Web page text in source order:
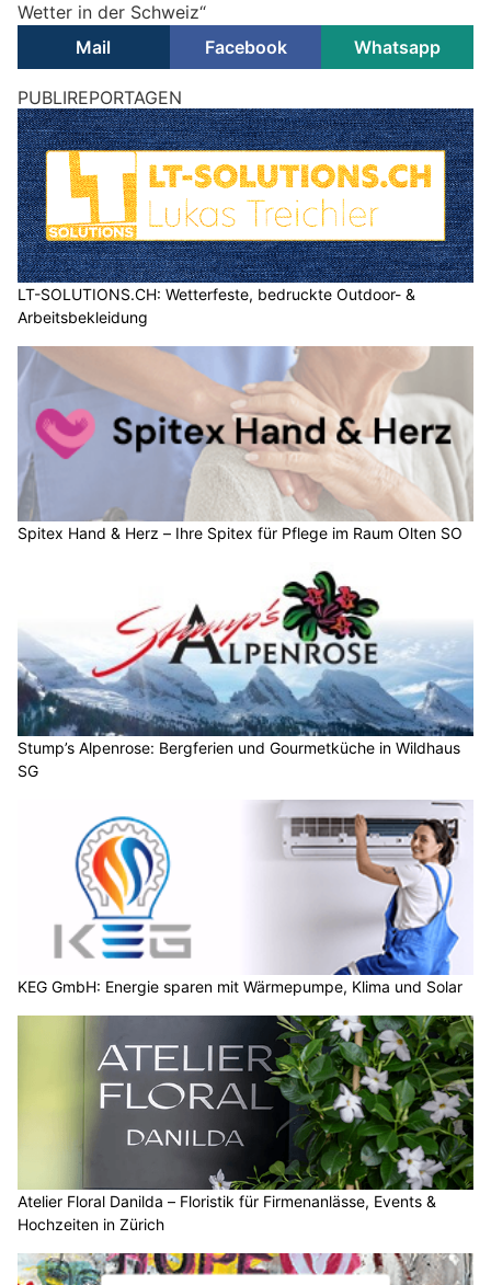
Wetter in der Schweiz“
Mail
Facebook Whatsapp
Wetter am Donnerstag, 30.07.2026: Viel Sonne,
später lokale Gewitter und bis 38 Grad
30.07.26 BELMEDIA REDAKTION
Der Alpenraum liegt am Rande eines Hochdruckgebiets über
Osteuropa. Mit südwestlicher Strömung gelangt heisse
Subtropikluft von Spanien zur Schweiz. Am Freitag steuert
ein Tief mit Zentrum über Skandinavien die Ausläufer einer
Kaltfront von Frankreich her zur Alpennordseite.
Mit der Zufuhr von feuchter und labil geschichteter Luft steigt
nur vorübergehend leicht zurück.
Weiterlesen
Die Detektivin – Diskrete Aufklärung in Zürich und Zug
Spitex Hand & Herz – Ihre Spitex für Pflege im Raum Olten SO
Osteria da Francesco, Thalwil ZH: Authentische Pasta, Pinsa und Take Away
Wetter am Freitag, 31.07.2026: Sonniger Start,
später kräftige Gewitter und Böen
Zunächst meist sonnig und heiss. Im Tagesverlauf
zunehmend Quellwolken und zuerst in den Bergen, in der
Folge gebietsweise auch im Flachland einige, teils kräftige
Gewitter.
Temperatur in den Niederungen am frühen Morgen 17 bis 22,
am Nachmittag um 31 Grad. Schwacher bis mässiger Südwest-
bis Westwind. In Gewitternähe Sturmböen möglich. In den
Bergen mässiger Westwind. Nullgradgrenze auf 4300 Metern.
HOPE Christliches Sozialwerk in Baden AG: Hilfe und Perspektiven im Alltag
Zollgarage Neuhausen GmbH: US-Car Service – Ihr starker Partner bei
Schaffhausen
BEO Funpark und Woodstock: Freizeitpark für Familien bei jedem Wetter